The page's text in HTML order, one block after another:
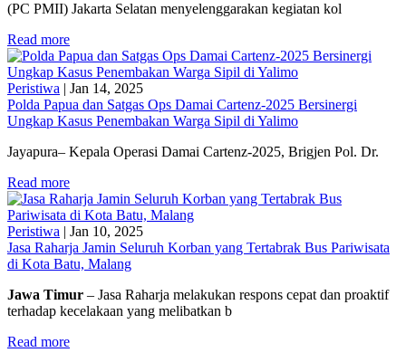
(PC PMII) Jakarta Selatan menyelenggarakan kegiatan kol
Read more
Peristiwa | Jan 14, 2025
Polda Papua dan Satgas Ops Damai Cartenz-2025 Bersinergi
Ungkap Kasus Penembakan Warga Sipil di Yalimo
Jayapura– Kepala Operasi Damai Cartenz-2025, Brigjen Pol. Dr.
Read more
Peristiwa | Jan 10, 2025
Jasa Raharja Jamin Seluruh Korban yang Tertabrak Bus Pariwisata
di Kota Batu, Malang
Jawa Timur – Jasa Raharja melakukan respons cepat dan proaktif
terhadap kecelakaan yang melibatkan b
Read more